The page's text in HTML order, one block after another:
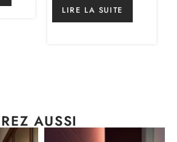
LIRE LA SUITE
AUSSI